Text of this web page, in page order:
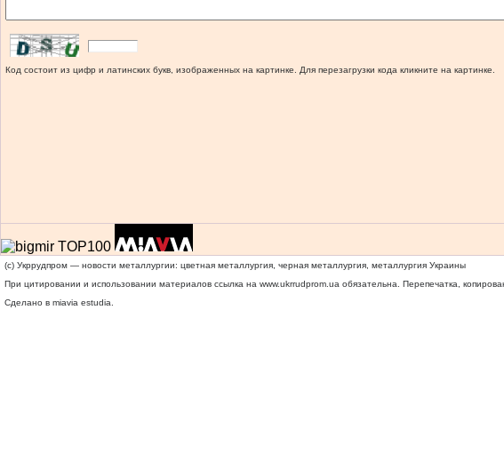
Код состоит из цифр и латинских букв, изображенных на картинке. Для перезагрузки кода кликните на картинке.
(c) Укррудпром — новости металлургии: цветная металлургия, черная металлургия, металлургия Украины
При цитировании и использовании материалов ссылка на www.ukrrudprom.ua обязательна. Перепечатка,
Сделано в miavia estudia.